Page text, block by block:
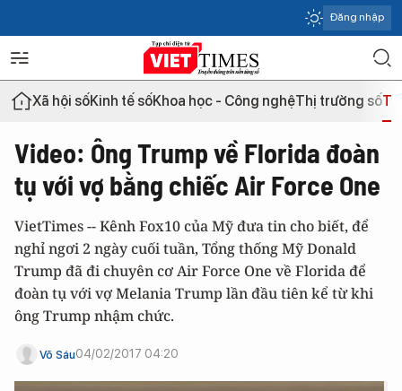
Đăng nhập
Xã hội sốKinh tế sốKhoa học - Công nghệThị trường số
Video: Ông Trump về Florida đoàn
tụ với vợ bằng chiếc Air Force One
VietTimes -- Kênh Fox10 của Mỹ đưa tin cho biết, để
nghỉ ngơi 2 ngày cuối tuần, Tổng thống Mỹ Donald
Trump đã đi chuyên cơ Air Force One về Florida để
đoàn tụ với vợ Melania Trump lần đầu tiên kể từ khi
ông Trump nhậm chức.
Võ Sáu04/02/2017 04:20